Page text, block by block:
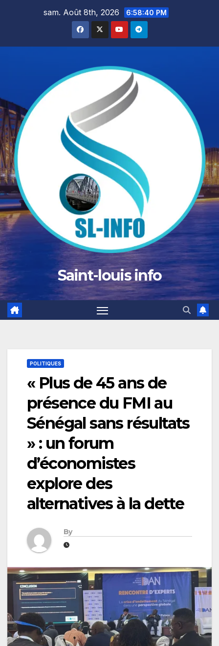
sam. Août 8th, 2026 6:58:42 PM
Saint-louis info
POLITIQUES
« Plus de 45 ans de
présence du FMI au
Sénégal sans résultats
» : un forum
d’économistes
explore des
alternatives à la dette
By